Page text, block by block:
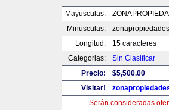
Mayusculas:
Minusculas:
Longitud:
15 caracteres
Categorias:
Sin Clasificar
Precio:
$5,500.00
Visitar!
Serán consideradas